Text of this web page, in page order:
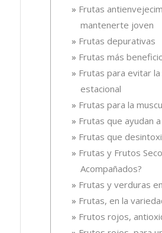
Frutas
mantenerte joven
Frutas depurativas
Frutas más
Frutas para evitar
estacional
Frutas para la
Frutas que ayudan
Frutas que
Frutas y Frutos
Acompañados?
Frutas y verduras
Frutas, en la
Frutos rojos,